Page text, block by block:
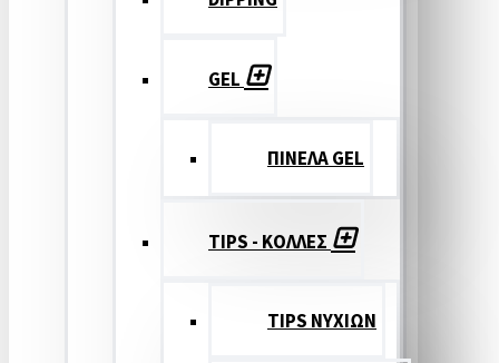
GEL
ΠΙΝΕΛΑ GEL
TIPS - ΚΟΛΛΕΣ
TIPS ΝΥΧΙΩΝ